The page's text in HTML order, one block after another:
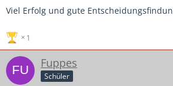
Viel Erfolg und gute
1
Fuppes
Schüler